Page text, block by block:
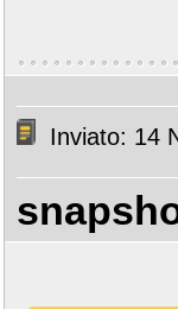
Inviato: 14